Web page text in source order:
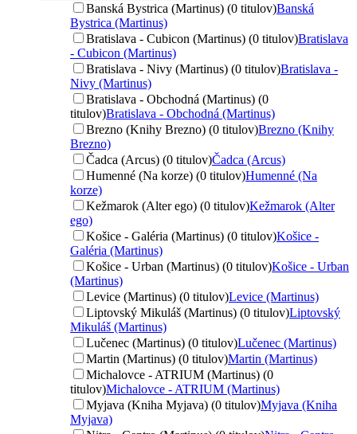
Banská Bystrica (Martinus) (0 titulov)Banská
Bystrica (Martinus)
Bratislava - Cubicon (Martinus) (0 titulov)Bratislava
- Cubicon (Martinus)
Bratislava - Nivy (Martinus) (0 titulov)Bratislava -
Nivy (Martinus)
Bratislava - Obchodná (Martinus) (0
titulov)Bratislava - Obchodná (Martinus)
Brezno (Knihy Brezno) (0 titulov)Brezno (Knihy
Brezno)
Čadca (Arcus) (0 titulov)Čadca (Arcus)
Humenné (Na korze) (0 titulov)Humenné (Na
korze)
Kežmarok (Alter ego) (0 titulov)Kežmarok (Alter
ego)
Košice - Galéria (Martinus) (0 titulov)Košice -
Galéria (Martinus)
Košice - Urban (Martinus) (0 titulov)Košice - Urban
(Martinus)
Levice (Martinus) (0 titulov)Levice (Martinus)
Liptovský Mikuláš (Martinus) (0 titulov)Liptovský
Mikuláš (Martinus)
Lučenec (Martinus) (0 titulov)Lučenec (Martinus)
Martin (Martinus) (0 titulov)Martin (Martinus)
Michalovce - ATRIUM (Martinus) (0
titulov)Michalovce - ATRIUM (Martinus)
Myjava (Kniha Myjava) (0 titulov)Myjava (Kniha
Myjava)